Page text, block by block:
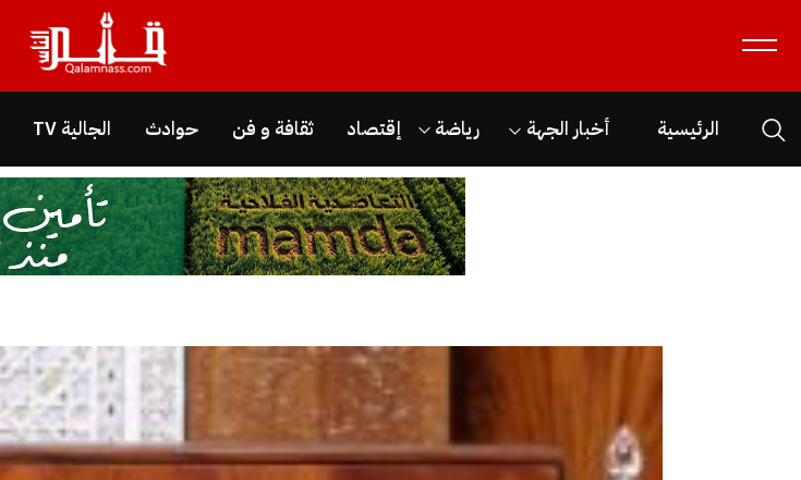
الرئيسية أخبار الجهة رياضة إقتصاد ثقافة و فن حوادث الجالية TV